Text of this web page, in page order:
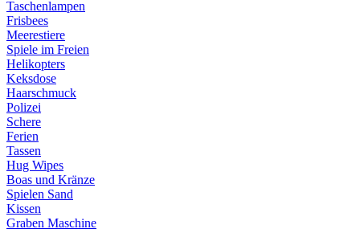
Taschenlampen
Frisbees
Meerestiere
Spiele im Freien
Helikopters
Keksdose
Haarschmuck
Polizei
Schere
Ferien
Tassen
Hug Wipes
Boas und Kränze
Spielen Sand
Kissen
Graben Maschine